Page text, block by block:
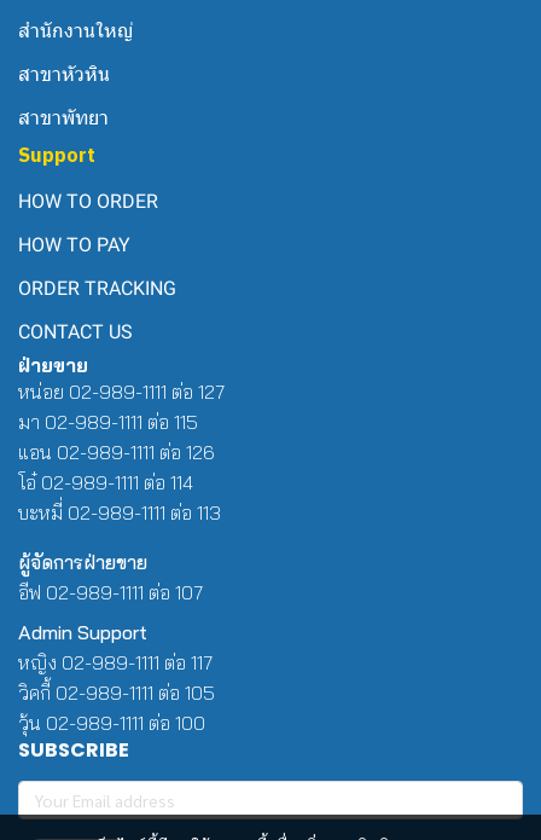
สำนักงานใหญ่
สาขาหัวหิน
สาขาพัทยา
Support
HOW TO ORDER
HOW TO PAY
ORDER TRACKING
CONTACT US
ฝ่ายขาย
หน่อย 02-989-1111 ต่อ 127
มา 02-989-1111 ต่อ 115
แอน 02-989-1111 ต่อ 126
โอ๋ 02-989-1111 ต่อ 114
บะหมี่ 02-989-1111 ต่อ 113
ผู้จัดการฝ่ายขาย
อีฟ 02-989-1111 ต่อ 107
Admin Support
หญิง 02-989-1111 ต่อ 117
วิคกี้ 02-989-1111 ต่อ 105
วุ้น 02-989-1111 ต่อ 100
SUBSCRIBE